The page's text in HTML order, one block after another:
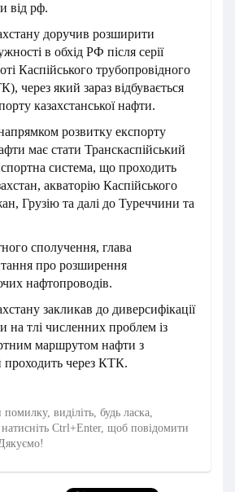
від рф.
доручив розширити
в обхід РФ після серії
Каспійського трубопровідного
через який зараз відбувається
казахстанської нафти.
розвитку експорту
має стати Транскаспійський
система, що проходить
акваторію Каспійського
Грузію та далі до Туреччини та
сполучення, глава
про розширення
нафтопроводів.
закликав до диверсифікації
на тлі численних проблем із
маршрутом нафти з
проходить через КТК.
виділіть, будь ласка,
натисніть Ctrl+Enter, щоб повідомити